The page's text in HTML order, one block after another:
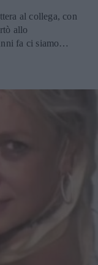
al collega, con
allo
fa ci siamo